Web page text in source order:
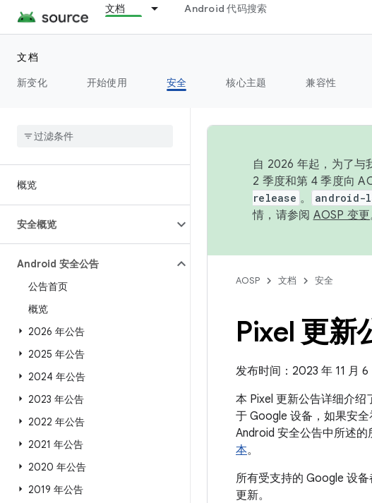
文档 Android 代码搜索
文档
新变化
开始使用 安全 核心主题 兼容性
概览
安全概览
Android 安全公告
公告首页
概览
2026 年公告
2025 年公告
2024 年公告
2023 年公告
2022 年公告
2021 年公告
2020 年公告
2019 年公告
自 2026 年起，为了与
2 季度和第 4 季度向
release 。 android-
情，请参阅 AOSP 变更
AOSP 文档 安全
Pixel 更新
发布时间：2023 年 11 月 6
本 Pixel 更新公告详细介绍
于 Google 设备，如果安
Android 安全公告中所述
本。
所有受支持的 Google 设
更新。